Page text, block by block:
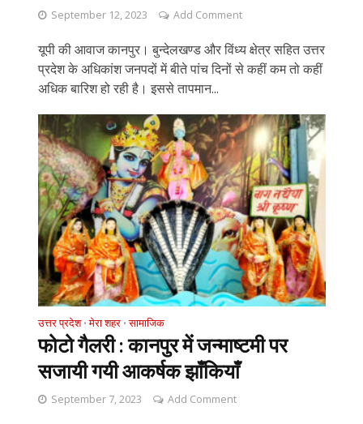
September 12, 2023 Add Comment
यूपी की आवाज कानपुर। बुन्देलखण्ड और विंध्य क्षेत्र सहित उत्तर
प्रदेश के अधिकांश जनपदों में बीते पांच दिनों से कहीं कम तो कहीं
अधिक बारिश हो रही है। इससे तापमान...
उत्तर प्रदेश • मेरा शहर • सामाजिक
फोटो गैलरी : कानपुर में जन्माष्टमी पर
सजायी गयी आकर्षक झाँकियाँ
September 7, 2023 Add Comment